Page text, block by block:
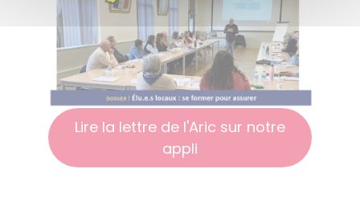
Lire la lettre de l'Aric sur notre
appli